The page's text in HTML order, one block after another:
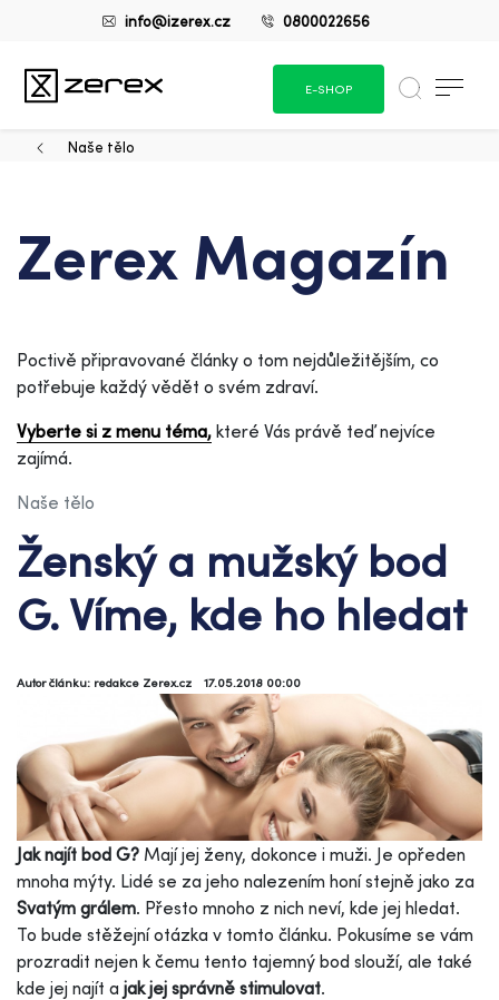
info@izerex.cz 0800022656
E-SHOP
Naše tělo
Zerex Magazín
Poctivě připravované články o tom nejdůležitějším, co
potřebuje každý vědět o svém zdraví.
Vyberte si z menu téma, které Vás právě teď nejvíce
zajímá.
Naše tělo
Ženský a mužský bod
G. Víme, kde ho hledat
Autor článku: redakce Zerex.cz 17.05.2018 00:00
Jak najít bod G? Mají jej ženy, dokonce i muži. Je opředen
mnoha mýty. Lidé se za jeho nalezením honí stejně jako za
Svatým grálem. Přesto mnoho z nich neví, kde jej hledat.
To bude stěžejní otázka v tomto článku. Pokusíme se vám
prozradit nejen k čemu tento tajemný bod slouží, ale také
kde jej najít a jak jej správně stimulovat.